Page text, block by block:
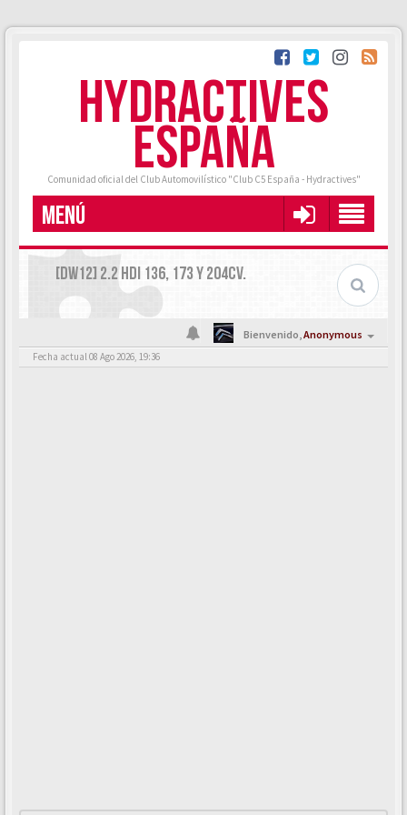
HYDRACTIVES
ESPAÑA
Comunidad oficial del Club Automovilístico "Club C5 España - Hydractives"
MENÚ
[DW12] 2.2 HDI 136, 173 Y 204CV.
Bienvenido,Anonymous
Fecha actual 08 Ago 2026, 19:36